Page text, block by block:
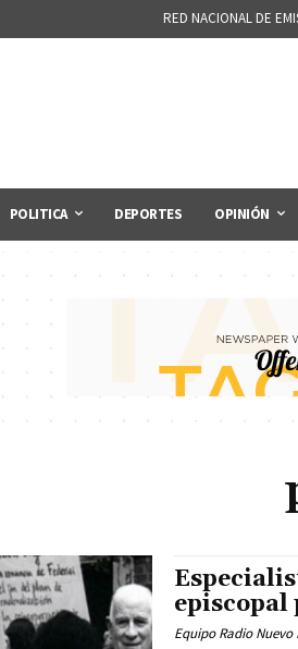
RED NACIONAL DE
POLITICA DEPORTES OPINIÓN
episcopal
Equipo Radio Nuevo